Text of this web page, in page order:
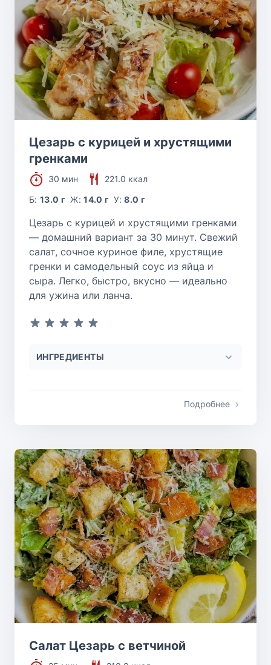
Цезарь с курицей и хрустящими
гренками
30 мин
221.0 ккал
Б:13.0 г Ж:14.0 г У:8.0 г
Цезарь с курицей и хрустящими гренками
— домашний вариант за 30 минут. Свежий
салат, сочное куриное филе, хрустящие
гренки и самодельный соус из яйца и
сыра. Легко, быстро, вкусно — идеально
для ужина или ланча.
ИНГРЕДИЕНТЫ
Подробнее
Салат Цезарь с ветчиной